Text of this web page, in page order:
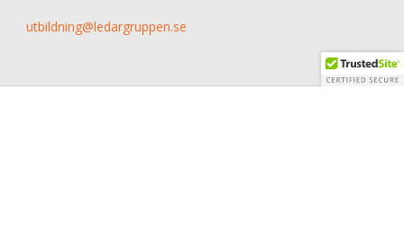
utbildning@ledargruppen.se